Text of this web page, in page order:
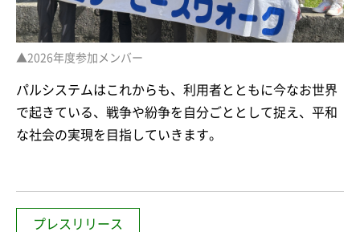
▲2026年度参加メンバー
パルシステムはこれからも、利用者とともに今なお世界
で起きている、戦争や紛争を自分ごととして捉え、平和
な社会の実現を目指していきます。
プレスリリース